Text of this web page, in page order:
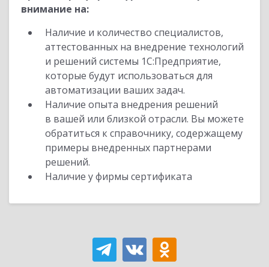
внимание на:
Наличие и количество специалистов,
аттестованных на внедрение технологий
и решений системы 1С:Предприятие,
которые будут использоваться для
автоматизации ваших задач.
Наличие опыта внедрения решений
в вашей или близкой отрасли. Вы можете
обратиться к справочнику, содержащему
примеры внедренных партнерами
решений.
Наличие у фирмы сертификата